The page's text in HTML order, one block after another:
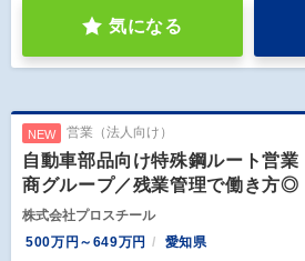
気になる
NEW 営業（法人向け）
自動車部品向け特殊鋼ルート営
商グループ／残業管理で働き方◎
株式会社プロスチール
500万円～649万円
愛知県